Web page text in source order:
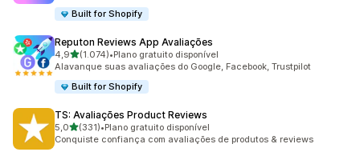
Built for Shopify
Reputon Reviews App Avaliações
4,9de 5 estrelas
(1.074)
1074 avaliações ao todo
•Plano gratuito disponível
Alavanque suas avaliações do Google, Facebook, Trustpilot
Built for Shopify
TS: Avaliações Product Reviews
5,0de 5 estrelas
(331)
331 avaliações ao todo
•Plano gratuito disponível
Conquiste confiança com avaliações de produtos & reviews